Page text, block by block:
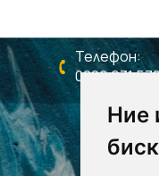
Ние
Телефон:
0886 931